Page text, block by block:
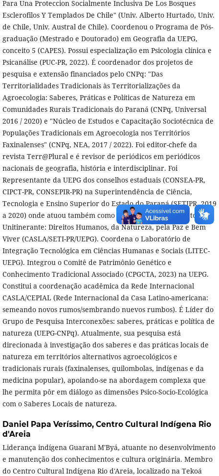
Para Una Proteccion Socialmente Inclusiva De Los Bosques
Esclerofilos Y Templados De Chile" (Univ. Alberto Hurtado, Univ.
de Chile, Univ. Austral de Chile). Coordenou o Programa de Pós-
graduação (Mestrado e Doutorado) em Geografia da UEPG,
conceito 5 (CAPES). Possui especialização em Psicologia clínica e
Psicanálise (PUC-PR, 2022). É coordenador dos projetos de
pesquisa e extensão financiados pelo CNPq: "Das
Territorialidades Tradicionais às Territorializações da
Agroecologia: Saberes, Práticas e Políticas de Natureza em
Comunidades Rurais Tradicionais do Paraná (CNPq, Universal
2016 / 2020) e "Núcleo de Estudos e Capacitação Sociotécnica de
Populações Tradicionais em Agroecologia nos Territórios
Faxinalenses" (CNPq, NEA, 2017 / 2022). Foi editor-chefe da
revista Terr@Plural e é revisor de periódicos em periódicos
nacionais de geografia, história e interdisciplinar. Foi
Representante da UEPG dos conselhos estaduais (CONSEA-PR,
CIPCT-PR, CONSEPIR-PR) na Superintendência de Ciência,
Tecnologia e Ensino Superior do Estado do Paraná (SETIPR, 2019
a 2020) onde atuou também como Coordenador do Projeto
Unitinerante: Direitos Humanos, da Natureza, pela Paz e Bem
Viver (CASLA/SETI-PR/UEPG). Coordena o Laboratório de
Integração Tecnológica em Ciências Humanas e Sociais (LITEC-
UEPG). Integrou o Comitê de Patrimônio Genético e
Conhecimento Tradicional Associado (CPGCTA, 2023) na UEPG.
Constitui a coordenação acadêmica da Rede Internacional
CASLA/CEPIAL (Rede Internacional da Casa Latino-americana:
semeando novos rumos/sembrando nuevos rumbos). É Líder do
Grupo de Pesquisa Interconexões: saberes, práticas e política de
natureza (UEPG-CNPq). Atualmente, sua pesquisa está
direcionada à investigação dos saberes e das práticas locais de
natureza em territórios alternativos agroecológicos e
tradicionais rurais (faxinalenses, quilombolas, indígenas e da
medicina popular), apoiando-se na abordagem complexa que
lhe permita pôr em diálogo as dimensões Psico-Socio-Ecológica
com o Saberes Locais de natureza.
Daniel Papa Veríssimo, Centro Cultural Indígena Rio
d'Areia
Liderança indígena Guarani M'Byá, atuante no desenvolvimento
e manutenção dos conhecimentos e cultura originária. Membro
do Centro Cultural Indígena Rio d'Areia, localizado na Tekoá